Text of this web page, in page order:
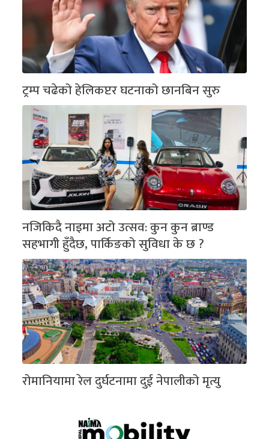
ट्रम्प चढेको हेलिकप्टर घटनाको छानबिन सुरु
नजिकिदै नाइमा अटो उत्सव: कुन कुन ब्राण्ड
सहभागी हुँदैछ, पार्किङको सुविधा के छ ?
रोमानियामा रेल दुर्घटनामा दुई नेपालीको मृत्यु